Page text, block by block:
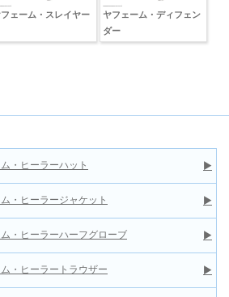
ェーム・スレイヤー
ヤフェーム・ディフェン
ダー
・ヒーラーハット ▶
・ヒーラージャケット ▶
・ヒーラーハーフグローブ ▶
・ヒーラートラウザー ▶